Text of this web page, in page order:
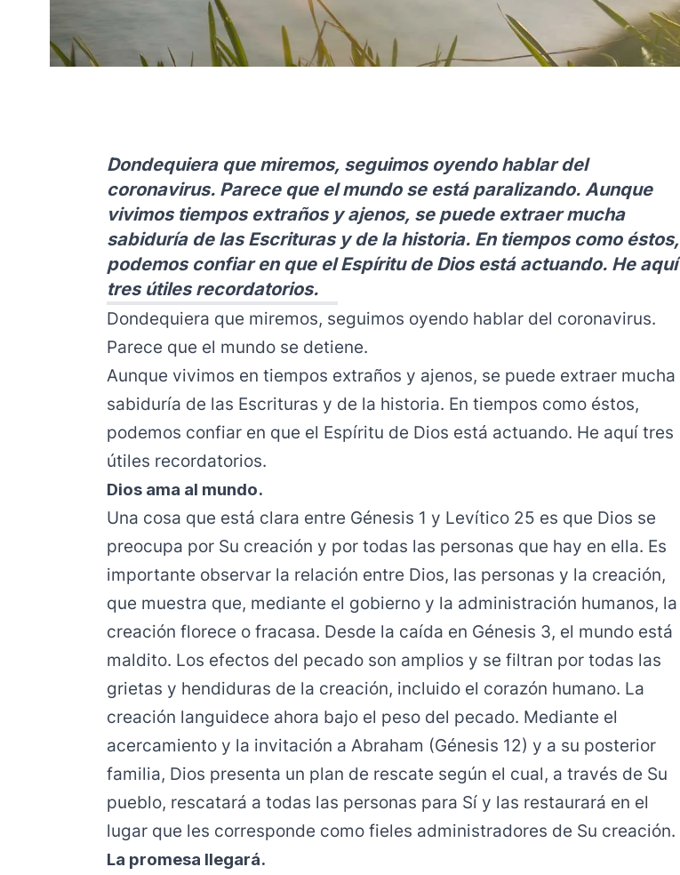
Dondequiera que miremos, seguimos oyendo hablar del
coronavirus. Parece que el mundo se está paralizando. Aunque
vivimos tiempos extraños y ajenos, se puede extraer mucha
sabiduría de las Escrituras y de la historia. En tiempos como éstos,
podemos confiar en que el Espíritu de Dios está actuando. He aquí
tres útiles recordatorios.
Dondequiera que miremos, seguimos oyendo hablar del coronavirus.
Parece que el mundo se detiene.
Aunque vivimos en tiempos extraños y ajenos, se puede extraer mucha
sabiduría de las Escrituras y de la historia. En tiempos como éstos,
podemos confiar en que el Espíritu de Dios está actuando. He aquí tres
útiles recordatorios.
Dios ama al mundo.
Una cosa que está clara entre Génesis 1 y Levítico 25 es que Dios se
preocupa por Su creación y por todas las personas que hay en ella. Es
importante observar la relación entre Dios, las personas y la creación,
que muestra que, mediante el gobierno y la administración humanos, la
creación florece o fracasa. Desde la caída en Génesis 3, el mundo está
maldito. Los efectos del pecado son amplios y se filtran por todas las
grietas y hendiduras de la creación, incluido el corazón humano. La
creación languidece ahora bajo el peso del pecado. Mediante el
acercamiento y la invitación a Abraham (Génesis 12) y a su posterior
familia, Dios presenta un plan de rescate según el cual, a través de Su
pueblo, rescatará a todas las personas para Sí y las restaurará en el
lugar que les corresponde como fieles administradores de Su creación.
La promesa llegará.